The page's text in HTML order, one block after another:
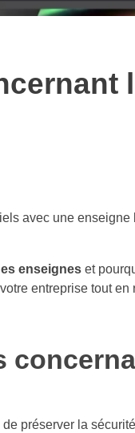
avec une
enseignes et
entreprise tout
préserver la